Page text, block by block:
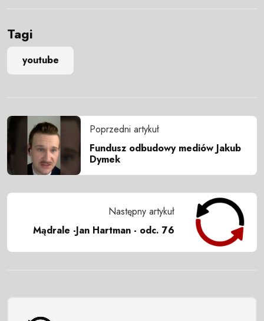
Tagi
youtube
Poprzedni artykuł
Fundusz odbudowy mediów Jakub
Dymek
Następny artykuł
Mądrale -Jan Hartman - odc. 76